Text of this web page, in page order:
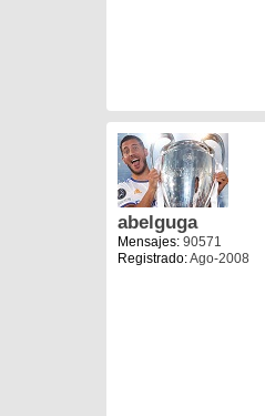
abelguga
Mensajes: 90571
Registrado:Ago-2008